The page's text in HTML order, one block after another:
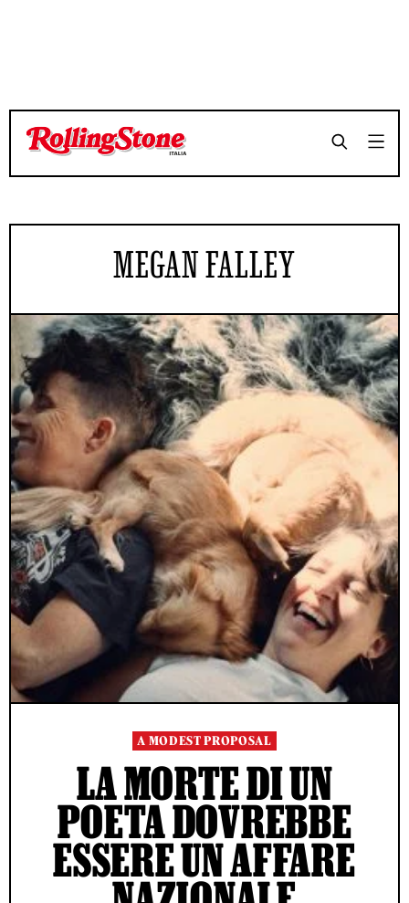
MEGAN FALLEY
A MODEST PROPOSAL
LA MORTE DI UN
POETA DOVREBBE
ESSERE UN AFFARE